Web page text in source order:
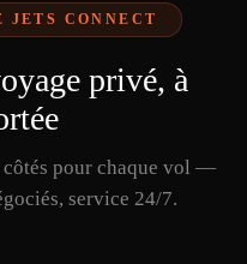
JETS CONNECT
privé, à
pour chaque vol —
service 24/7.